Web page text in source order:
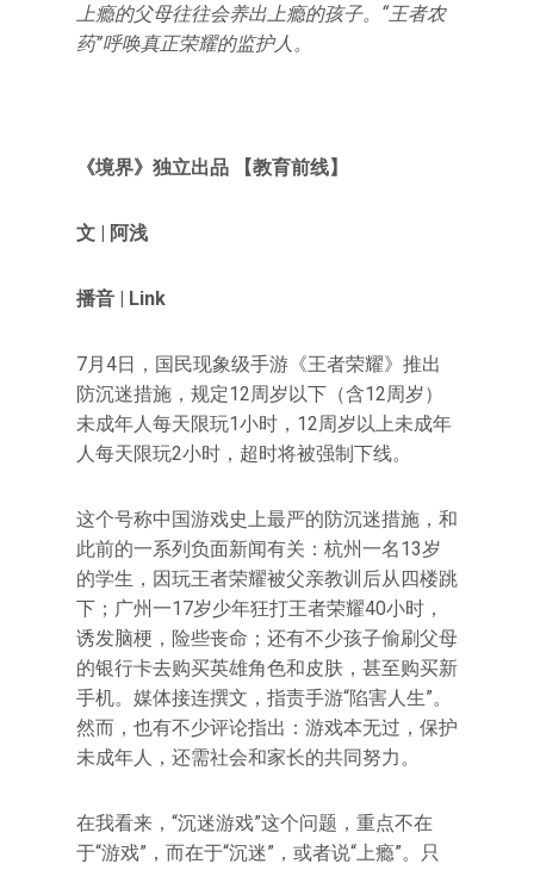
上瘾的父母往往会养出上瘾的孩子。“王者农
药”呼唤真正荣耀的监护人。
《境界》独立出品 【教育前线】
文 | 阿浅
播音 | Link
7月4日，国民现象级手游《王者荣耀》推出
防沉迷措施，规定12周岁以下（含12周岁）
未成年人每天限玩1小时，12周岁以上未成年
人每天限玩2小时，超时将被强制下线。
这个号称中国游戏史上最严的防沉迷措施，和
此前的一系列负面新闻有关：杭州一名13岁
的学生，因玩王者荣耀被父亲教训后从四楼跳
下；广州一17岁少年狂打王者荣耀40小时，
诱发脑梗，险些丧命；还有不少孩子偷刷父母
的银行卡去购买英雄角色和皮肤，甚至购买新
手机。媒体接连撰文，指责手游“陷害人生”。
然而，也有不少评论指出：游戏本无过，保护
未成年人，还需社会和家长的共同努力。
在我看来，“沉迷游戏”这个问题，重点不在
于“游戏”，而在于“沉迷”，或者说“上瘾”。只